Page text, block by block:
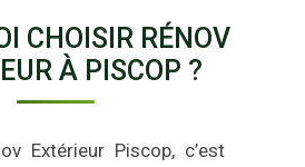
CHOISIR RÉNOV
À PISCOP ?
Extérieur Piscop, c’est